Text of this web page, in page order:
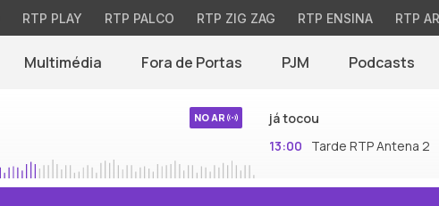
RTP PLAY RTP PALCO RTP ZIG ZAG RTP ENSINA RTP
Multimédia Fora de Portas PJM Podcasts
NO AR
já tocou
13:00
Tarde RTP Antena 2